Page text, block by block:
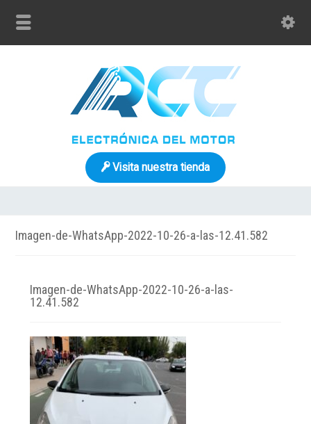
Visita nuestra tienda
Imagen-de-WhatsApp-2022-10-26-a-las-12.41.582
Imagen-de-WhatsApp-2022-10-26-a-las-
12.41.582